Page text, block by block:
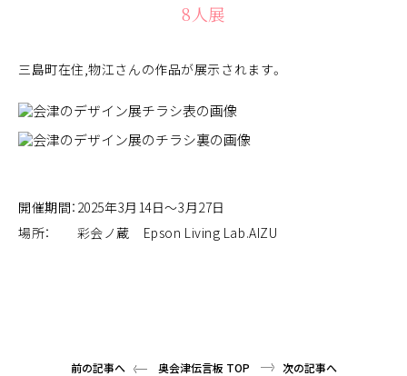
8人展
三島町在住,物江さんの作品が展示されます。
開催期間：2025年3月14日～3月27日
場所： 彩会ノ蔵 Epson Living Lab.AIZU
前の記事へ 奥会津伝言板 TOP 次の記事へ